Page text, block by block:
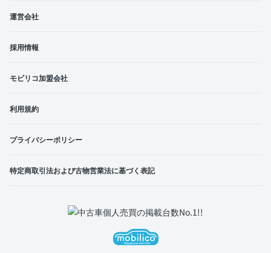
運営会社
採用情報
モビリコ加盟会社
利用規約
プライバシーポリシー
特定商取引法および古物営業法に基づく表記